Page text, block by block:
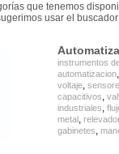
que tenemos
usar el
instrumentos
automatizacion
voltaje,
capacitivos,
industriales,
metal,
gabinetes,